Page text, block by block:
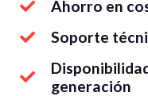
Ahorro en
Soporte
generación